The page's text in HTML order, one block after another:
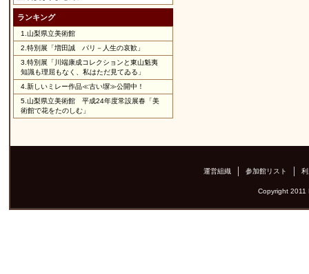
ランキング
1. 山梨県立美術館
2. 特別展「増田誠 パリ－人生の哀歓」
3. 特別展「川端康成コレクションと東山魁夷
知識も理屈もなく、私はただ見てゐる」
4. 新しいミレー作品≪古い塀≫公開中！
5. 山梨県立美術館 平成24年度常設展春「美
術館で花をたのしむ」
運営組織 参加館リスト
Copyright 2011